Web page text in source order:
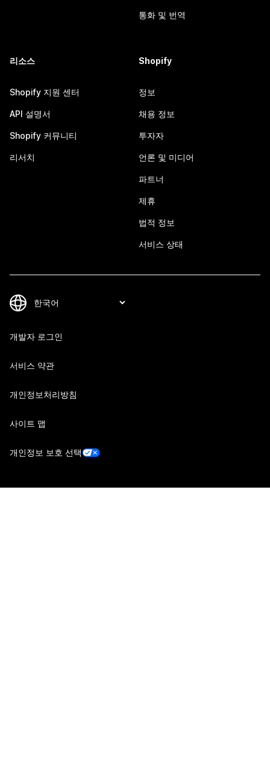
통화 및 번역
리소스
Shopify 지원 센터
API 설명서
Shopify 커뮤니티
리서치
Shopify
정보
채용 정보
투자자
언론 및 미디어
파트너
제휴
법적 정보
서비스 상태
개발자 로그인
서비스 약관
개인정보처리방침
사이트 맵
개인정보 보호 선택